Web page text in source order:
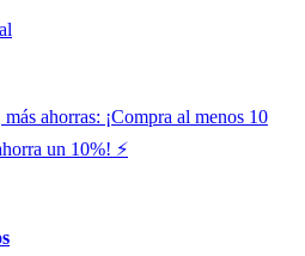
más ahorras: ¡Compra al menos 10
un 10%! ⚡️